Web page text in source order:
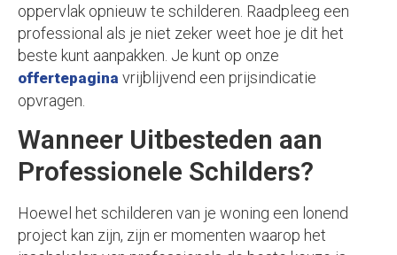
oppervlak opnieuw te schilderen. Raadpleeg een
professional als je niet zeker weet hoe je dit het
beste kunt aanpakken. Je kunt op onze
offertepagina vrijblijvend een prijsindicatie
opvragen.
Wanneer Uitbesteden aan
Professionele Schilders?
Hoewel het schilderen van je woning een lonend
project kan zijn, zijn er momenten waarop het